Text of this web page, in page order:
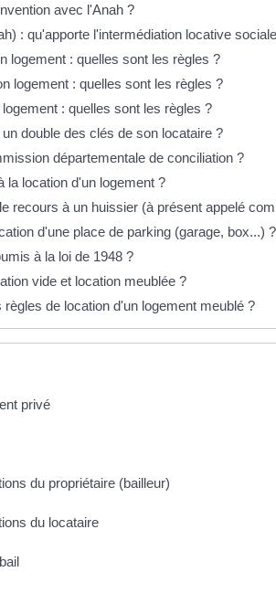
avec l'Anah ?
: qu'apporte l'intermédiation locative
logement : quelles sont les règles ?
logement : quelles sont les règles ?
: quelles sont les règles ?
double des clés de son locataire ?
départementale de conciliation ?
la location d'un logement ?
recours à un huissier (à présent appelé
d'une place de parking (garage, box...) ?
à la loi de 1948 ?
vide et location meublée ?
de location d'un logement meublé ?
privé
du propriétaire (bailleur)
du locataire